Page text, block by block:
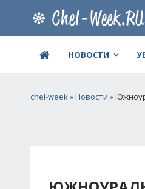
НОВОСТИ
chel-week»Новости »